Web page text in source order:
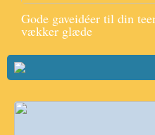
Gode gaveidéer til din
vækker glæde